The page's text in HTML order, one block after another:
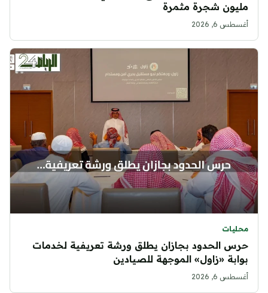
مليون شجرة مثمرة
أغسطس 6, 2026
محليات
حرس الحدود بجازان يطلق ورشة تعريفية لخدمات
بوابة «زاول» الموجهة للصيادين
أغسطس 6, 2026